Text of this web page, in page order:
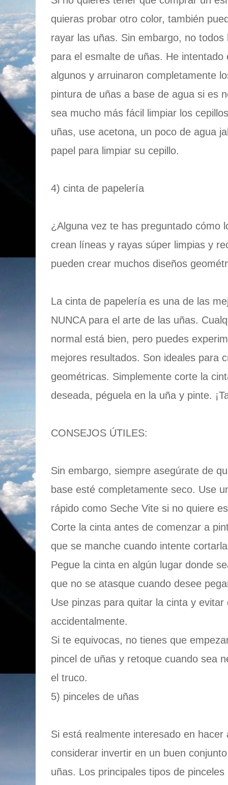
quieras probar otro color, también
rayar las uñas. Sin embargo, no todos
para el esmalte de uñas. He intentado
algunos y arruinaron completamente
pintura de uñas a base de agua si es
sea mucho más fácil limpiar los
uñas, use acetona, un poco de agua
papel para limpiar su cepillo.
4) cinta de papelería
¿Alguna vez te has preguntado cómo
crean líneas y rayas súper limpias y
pueden crear muchos diseños
La cinta de papelería es una de las
NUNCA para el arte de las uñas.
normal está bien, pero puedes
mejores resultados. Son ideales para
geométricas. Simplemente corte la
deseada, péguela en la uña y pinte.
CONSEJOS ÚTILES:
Sin embargo, siempre asegúrate de
base esté completamente seco. Use
rápido como Seche Vite si no quiere
Corte la cinta antes de comenzar a
que se manche cuando intente
Pegue la cinta en algún lugar donde
que no se atasque cuando desee
Use pinzas para quitar la cinta y
accidentalmente.
Si te equivocas, no tienes que
pincel de uñas y retoque cuando sea
el truco.
5) pinceles de uñas
Si está realmente interesado en hacer
considerar invertir en un buen
uñas. Los principales tipos de